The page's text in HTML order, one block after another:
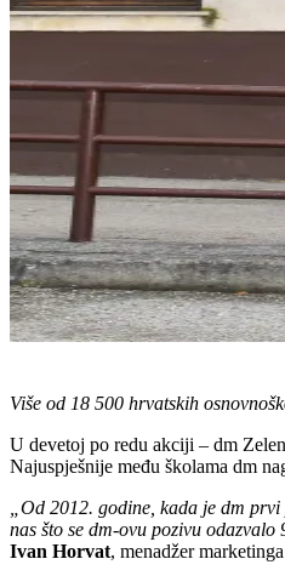
Više od 18 500 hrvatskih
U devetoj po redu akciji – dm
Najuspješnije među školama dm
„Od 2012. godine, kada je dm
nas što se dm-ovu pozivu
Ivan Horvat, menadžer